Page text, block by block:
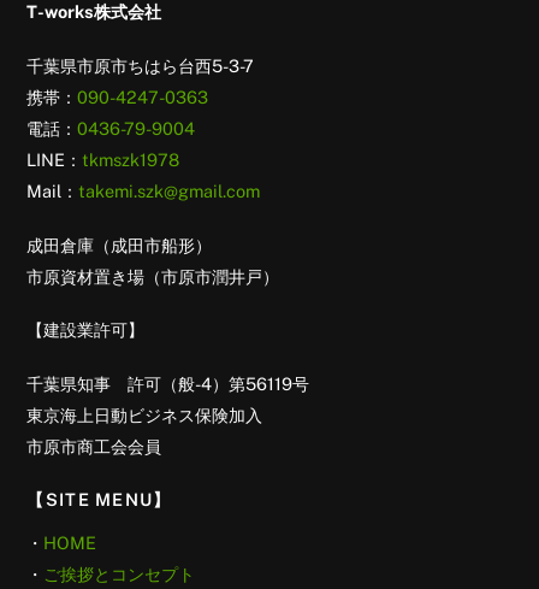
T-works株式会社
千葉県市原市ちはら台西5-3-7
携帯：090-4247-0363
電話：0436-79-9004
LINE：tkmszk1978
Mail：takemi.szk@gmail.com
成田倉庫（成田市船形）
市原資材置き場（市原市潤井戸）
【建設業許可】
千葉県知事 許可（般-4）第56119号
東京海上日動ビジネス保険加入
市原市商工会会員
【SITE MENU】
・ HOME
・ ご挨拶とコンセプト